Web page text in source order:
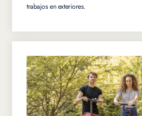
trabajos en exteriores.